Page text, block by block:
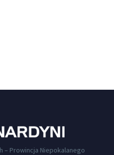
– Prowincja Niepokalanego